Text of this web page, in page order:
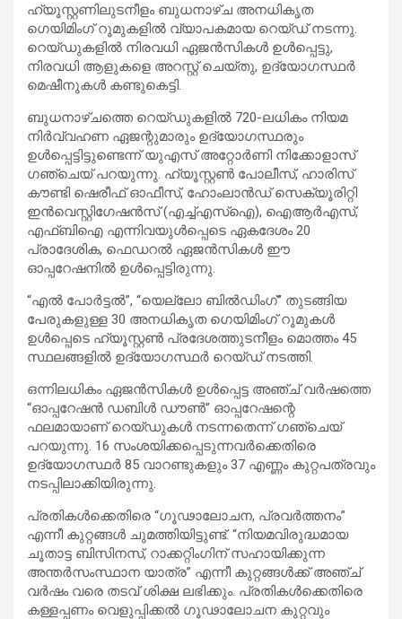
ഹ്യൂസ്റ്റണിലുടനീളം ബുധനാഴ്ച അനധികൃത
ഗെയിമിംഗ് റൂമുകളിൽ വ്യാപകമായ റെയ്ഡ് നടന്നു.
റെയ്ഡുകളിൽ നിരവധി ഏജൻസികൾ ഉൾപ്പെട്ടു,
നിരവധി ആളുകളെ അറസ്റ്റ് ചെയ്തു, ഉദ്യോഗസ്ഥർ
മെഷീനുകൾ കണ്ടുകെട്ടി.
ബുധനാഴ്ചത്തെ റെയ്ഡുകളിൽ 720-ലധികം നിയമ
നിർവ്വഹണ ഏജന്റുമാരും ഉദ്യോഗസ്ഥരും
ഉൾപ്പെട്ടിട്ടുണ്ടെന്ന് യുഎസ് അറ്റോർണി നിക്കോളാസ്
ഗഞ്ചെയ് പറയുന്നു. ഹ്യൂസ്റ്റൺ പോലീസ്, ഹാരിസ്
കൗണ്ടി ഷെരീഫ് ഓഫീസ്, ഹോംലാൻഡ് സെക്യൂരിറ്റി
ഇൻവെസ്റ്റിഗേഷൻസ് (എച്ച്എസ്ഐ), ഐആർഎസ്,
എഫ്ബിഐ എന്നിവയുൾപ്പെടെ ഏകദേശം 20
പ്രാദേശിക, ഫെഡറൽ ഏജൻസികൾ ഈ
ഓപ്പറേഷനിൽ ഉൾപ്പെട്ടിരുന്നു.
“എൽ പോർട്ടൽ”, “യെല്ലോ ബിൽഡിംഗ്” തുടങ്ങിയ
പേരുകളുള്ള 30 അനധികൃത ഗെയിമിംഗ് റൂമുകൾ
ഉൾപ്പെടെ ഹ്യൂസ്റ്റൺ പ്രദേശത്തുടനീളം മൊത്തം 45
സ്ഥലങ്ങളിൽ ഉദ്യോഗസ്ഥർ റെയ്ഡ് നടത്തി.
ഒന്നിലധികം ഏജൻസികൾ ഉൾപ്പെട്ട അഞ്ച് വർഷത്തെ
“ഓപ്പറേഷൻ ഡബിൾ ഡൗൺ” ഓപ്പറേഷന്റെ
ഫലമായാണ് റെയ്ഡുകൾ നടന്നതെന്ന് ഗഞ്ചെയ്
പറയുന്നു. 16 സംശയിക്കപ്പെടുന്നവർക്കെതിരെ
ഉദ്യോഗസ്ഥർ 85 വാറണ്ടുകളും 37 എണ്ണം കുറ്റപത്രവും
നടപ്പിലാക്കിയിരുന്നു.
പ്രതികൾക്കെതിരെ “ഗൂഢാലോചന, പ്രവർത്തനം”
എന്നീ കുറ്റങ്ങൾ ചുമത്തിയിട്ടുണ്ട്. “നിയമവിരുദ്ധമായ
ചൂതാട്ട ബിസിനസ്, റാക്കറ്റിംഗിന് സഹായിക്കുന്ന
അന്തർസംസ്ഥാന യാത്ര” എന്നീ കുറ്റങ്ങൾക്ക് അഞ്ച്
വർഷം വരെ തടവ് ശിക്ഷ ലഭിക്കും. പ്രതികൾക്കെതിരെ
കള്ളപ്പണം വെളുപ്പിക്കൽ ഗൂഢാലോചന കുറ്റവും